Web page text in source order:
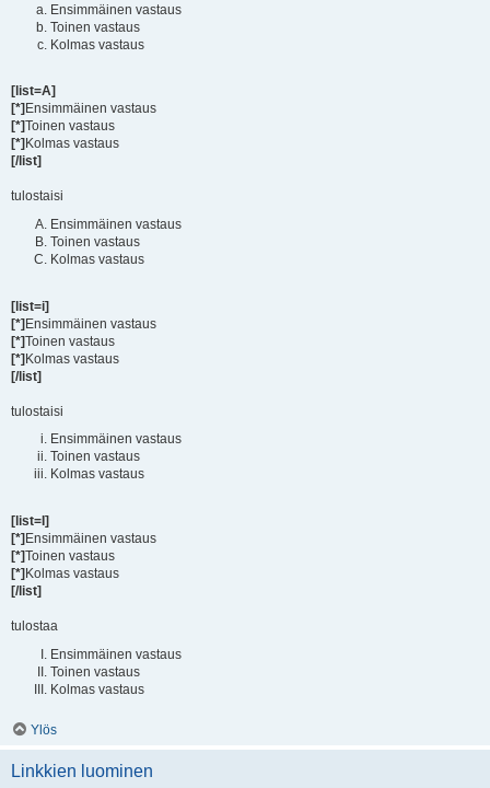
Ensimmäinen vastaus
Toinen vastaus
Kolmas vastaus
[list=A]
[*] Ensimmäinen vastaus
[*]Toinen vastaus
[*] Kolmas vastaus
[/list]
tulostaisi
Ensimmäinen vastaus
Toinen vastaus
Kolmas vastaus
[list=i]
[*]Ensimmäinen vastaus
[*]Toinen vastaus
[*]Kolmas vastaus
[/list]
tulostaisi
Ensimmäinen vastaus
Toinen vastaus
Kolmas vastaus
[list=I]
[*] Ensimmäinen vastaus
[*]Toinen vastaus
[*] Kolmas vastaus
[/list]
tulostaa
Ensimmäinen vastaus
Toinen vastaus
Kolmas vastaus
Ylös
Linkkien luominen